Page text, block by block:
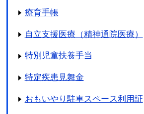
療育手帳
自立支援医療（精神通院医療）
特別児童扶養手当
特定疾患見舞金
おもいやり駐車スペース利用証